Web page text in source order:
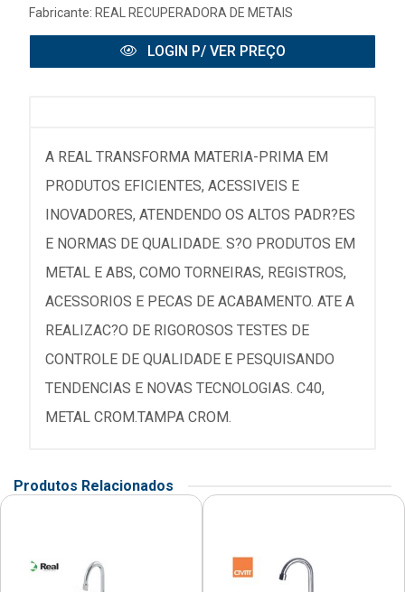
Fabricante: REAL RECUPERADORA DE METAIS
LOGIN P/ VER PREÇO
A REAL TRANSFORMA MATERIA-PRIMA EM
PRODUTOS EFICIENTES, ACESSIVEIS E
INOVADORES, ATENDENDO OS ALTOS PADR?ES
E NORMAS DE QUALIDADE. S?O PRODUTOS EM
METAL E ABS, COMO TORNEIRAS, REGISTROS,
ACESSORIOS E PECAS DE ACABAMENTO. ATE A
REALIZAC?O DE RIGOROSOS TESTES DE
CONTROLE DE QUALIDADE E PESQUISANDO
TENDENCIAS E NOVAS TECNOLOGIAS. C40,
METAL CROM.TAMPA CROM.
Produtos Relacionados